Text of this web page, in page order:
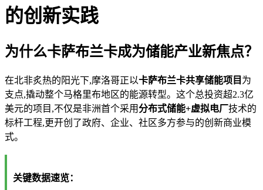
的创新实践
为什么卡萨布兰卡成为储能产业新焦点？
在北非炙热的阳光下,摩洛哥正以卡萨布兰卡共享储能项目 为
支点,撬动整个马格里布地区的能源转型。这个总投资超2.3亿
美元的项目,不仅是非洲首个采用分布式储能+虚拟电厂技术的
标杆工程,更开创了政府、企业、社区多方参与的创新商业模
式。
关键数据速览：